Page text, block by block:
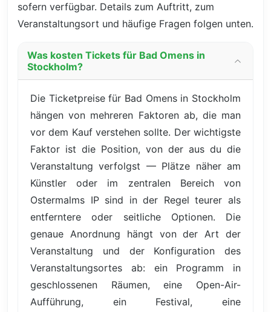
sofern verfügbar. Details zum Auftritt, zum
Veranstaltungsort und häufige Fragen folgen unten.
Was kosten Tickets für Bad Omens in
Stockholm?
Die Ticketpreise für Bad Omens in Stockholm
hängen von mehreren Faktoren ab, die man
vor dem Kauf verstehen sollte. Der wichtigste
Faktor ist die Position, von der aus du die
Veranstaltung verfolgst — Plätze näher am
Künstler oder im zentralen Bereich von
Ostermalms IP sind in der Regel teurer als
entferntere oder seitliche Optionen. Die
genaue Anordnung hängt von der Art der
Veranstaltung und der Konfiguration des
Veranstaltungsortes ab: ein Programm in
geschlossenen Räumen, eine Open-Air-
Aufführung, ein Festival, eine